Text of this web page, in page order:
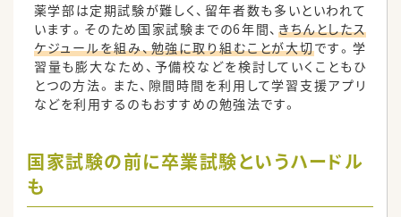
薬学部は定期試験が難しく、留年者数も多いといわれて
います。そのため国家試験までの6年間、 きちんとしたス
ケジュールを組み、勉強に取り組むことが大切です。学
習量も膨大なため、予備校などを検討していくこともひ
とつの方法。また、隙間時間を利用して学習支援アプリ
などを利用するのもおすすめの勉強法です。
国家試験の前に卒業試験というハードル
も